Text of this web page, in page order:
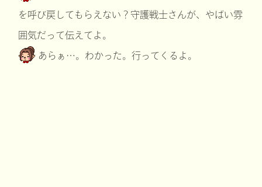
を呼び戻してもらえない？守護戦士さんが、やばい雰
囲気だって伝えてよ。
あらぁ…。わかった。行ってくるよ。